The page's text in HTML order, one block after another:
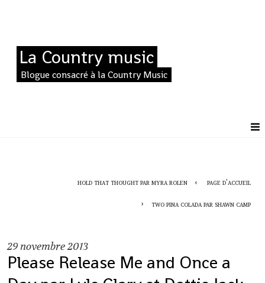
La Country music
Blogue consacré à la Country Music
hold that thought par myra rolen page d'accueil
two pina colada par shawn camp
29novembre 2013
Please Release Me and Once a